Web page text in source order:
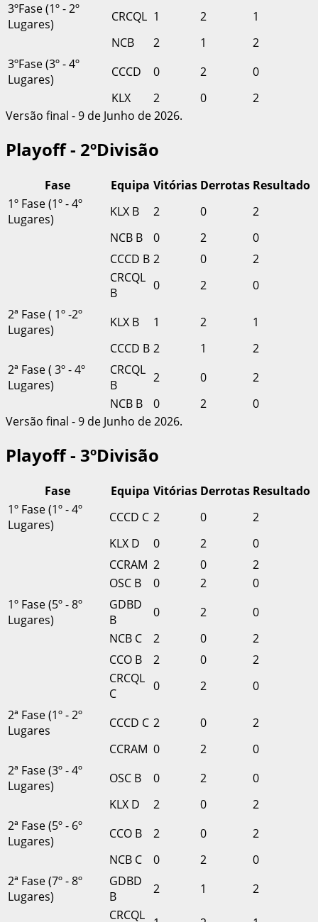
3ºFase (1º - 2º
Lugares)
CRCQL 1 2
1
NCB
2 1
2
3ºFase (3º - 4º
Lugares)
CCCD 0 2
0
KLX
2 0
2
Versão final - 9 de Junho de 2026.
Playoff - 2ºDivisão
Fase Equipa Vitórias Derrotas Resultado
1º Fase (1º - 4º
Lugares)
KLX B 2 0
2
NCB B
0 2
0
CCCD B 2 0
2
CRCQL
B
0 2
0
2ª Fase ( 1º -2º
Lugares)
KLX B 1 2
1
CCCD B 2 1
2
2ª Fase ( 3º - 4º
Lugares)
CRCQL
B
2 0
2
NCB B
0 2
0
Versão final - 9 de Junho de 2026.
Playoff - 3ºDivisão
Fase Equipa Vitórias Derrotas Resultado
1º Fase (1º - 4º
Lugares)
CCCD C 2 0
2
KLX D
0 2
0
CCRAM 2 0
2
OSC B
0 2
0
1º Fase (5º - 8º
Lugares)
GDBD
B
0 2
0
NCB C
2 0
2
CCO B
2 0
2
CRCQL
C
0 2
0
2ª Fase (1º - 2º
Lugares
CCCD C 2 0
2
CCRAM 0 2
0
2ª Fase (3º - 4º
Lugares)
OSC B 0 2
0
KLX D
2 0
2
2ª Fase (5º - 6º
Lugares)
CCO B 2 0
2
NCB C
0 2
0
2ª Fase (7º - 8º
Lugares)
GDBD
B
2 1
2
CRCQL